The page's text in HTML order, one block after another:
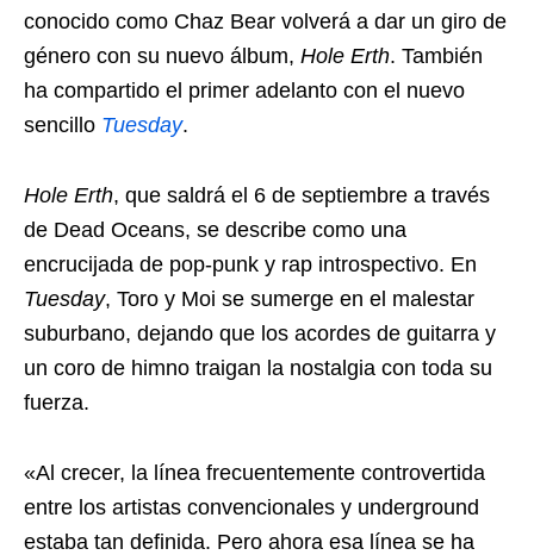
conocido como Chaz Bear volverá a dar un giro de
género con su nuevo álbum, Hole Erth. También
ha compartido el primer adelanto con el nuevo
sencillo Tuesday.
Hole Erth, que saldrá el 6 de septiembre a través
de Dead Oceans, se describe como una
encrucijada de pop-punk y rap introspectivo. En
Tuesday, Toro y Moi se sumerge en el malestar
suburbano, dejando que los acordes de guitarra y
un coro de himno traigan la nostalgia con toda su
fuerza.
«Al crecer, la línea frecuentemente controvertida
entre los artistas convencionales y underground
estaba tan definida. Pero ahora esa línea se ha